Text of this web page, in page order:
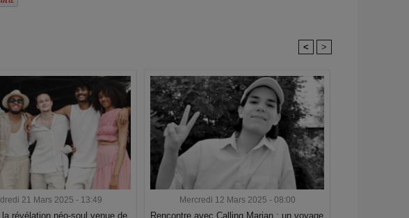
< >
21 Mars 2025 - 13:49
révélation néo-soul venue de
Mercredi 12 Mars 2025 - 08:00
Rencontre avec Calling Marian : un voyage